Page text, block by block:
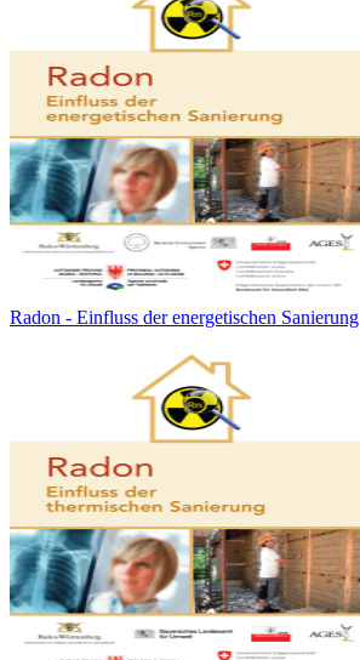
Radon - Einfluss der energetischen Sanierung